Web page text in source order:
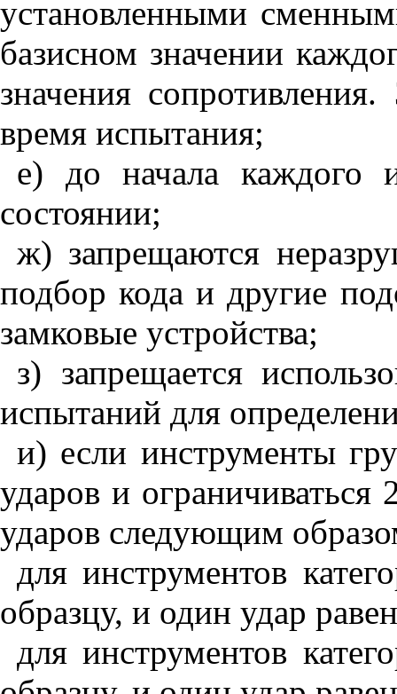
установленными
базисном значении
значения
время испытания;
е) до начала каждого
состоянии;
ж) запрещаются
подбор кода и другие
замковые устройства;
з) запрещается
испытаний для
и) если инструменты
ударов и
ударов следующим
для инструментов
образцу, и один удар
для инструментов